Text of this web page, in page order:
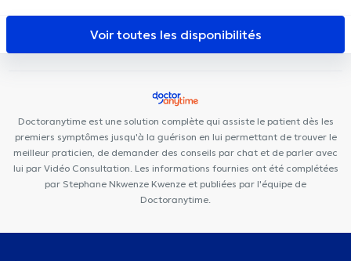
CEDAD Medical Center
Centre de Médecine et d'Etudes
Depasse Ophtalmologie
Cabinet privé Lazeo Uccle
KIPSI
Duden Medical Center
Struyve
Key to Perform
Voir toutes les disponibilités
Doctoranytime est une solution complète qui assiste le patient dès les
premiers symptômes jusqu'à la guérison en lui permettant de trouver le
meilleur praticien, de demander des conseils par chat et de parler avec
lui par Vidéo Consultation. Les informations fournies ont été complétées
par Stephane Nkwenze Kwenze et publiées par l'équipe de
Doctoranytime.